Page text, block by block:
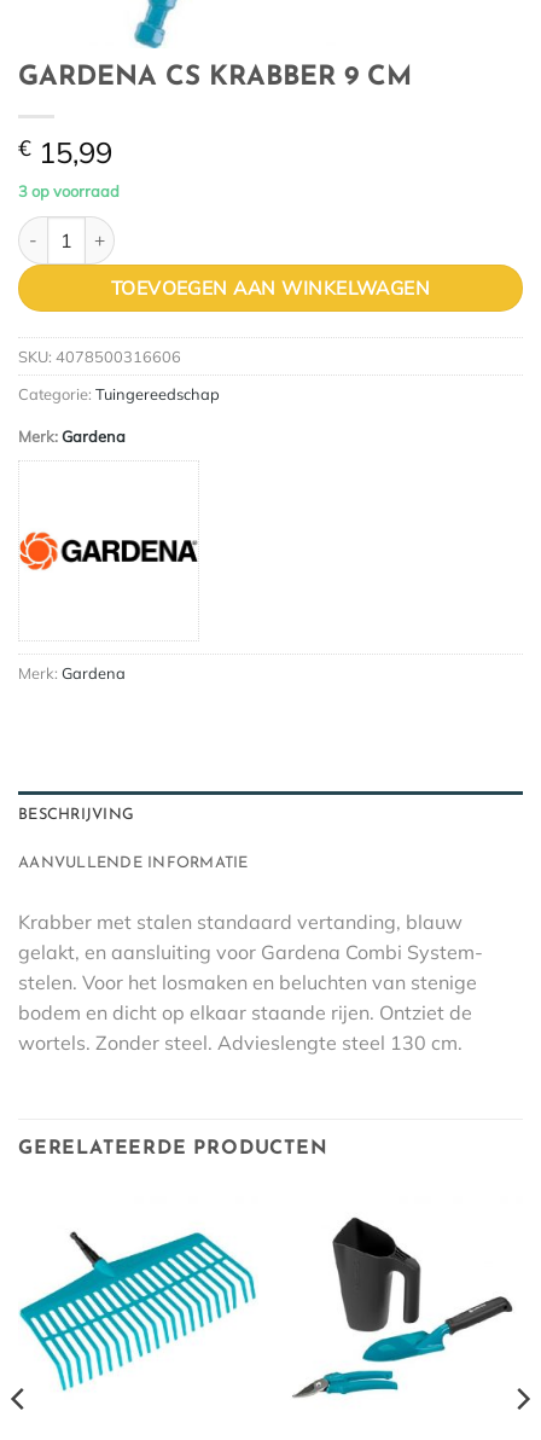
GARDENA CS KRABBER 9 CM
€ 15,99
3 op voorraad
GARDENA CS KRABBER 9 CM aantal
TOEVOEGEN AAN WINKELWAGEN
SKU: 4078500316606
Categorie: Tuingereedschap
Merk:Gardena
Merk: Gardena
BESCHRIJVING
AANVULLENDE INFORMATIE
Krabber met stalen standaard vertanding, blauw
gelakt, en aansluiting voor Gardena Combi System-
stelen. Voor het losmaken en beluchten van stenige
bodem en dicht op elkaar staande rijen. Ontziet de
wortels. Zonder steel. Advieslengte steel 130 cm.
GERELATEERDE PRODUCTEN